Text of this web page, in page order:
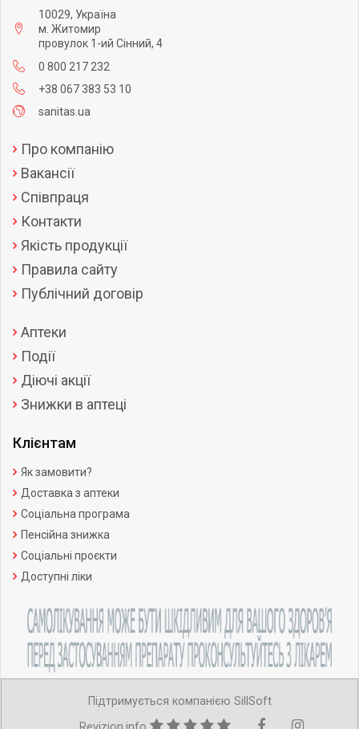
10029, Україна
м. Житомир
провулок 1-ий Сінний, 4
0 800 217 232
+38 067 383 53 10
sanitas.ua
Про компанію
Вакансії
Співпраця
Контакти
Якість продукції
Правила сайту
Публічний договір
Аптеки
Події
Діючі акції
Знижки в аптеці
Клієнтам
Як замовити?
Доставка з аптеки
Соціальна програма
Пенсійна знижка
Соціальні проєкти
Доступні ліки
Підтримується компанією SillSoft